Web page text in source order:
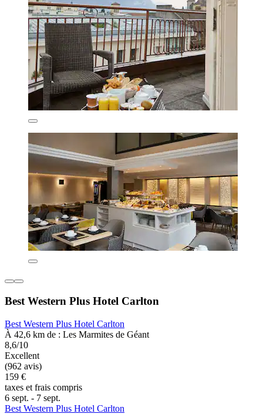
Best Western Plus Hotel Carlton
Best Western Plus Hotel Carlton
À 42,6 km de : Les Marmites de Géant
8,6/10
Excellent
(962 avis)
159 €
taxes et frais compris
6 sept. - 7 sept.
Best Western Plus Hotel Carlton